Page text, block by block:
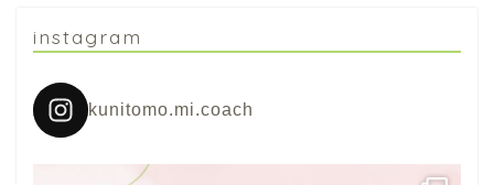
instagram
kunitomo.mi.coach